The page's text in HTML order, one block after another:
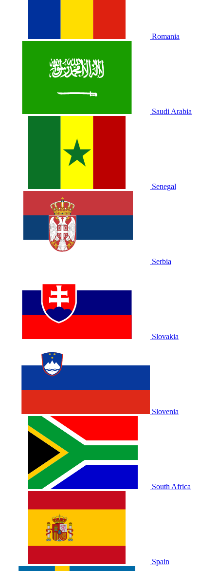
Romania
Saudi Arabia
Senegal
Serbia
Slovakia
Slovenia
South Africa
Spain